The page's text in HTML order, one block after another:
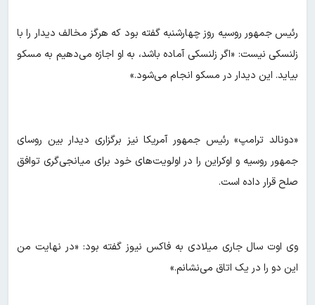
رئیس جمهور روسیه روز چهارشنبه گفته بود که هرگز مخالف دیدار را با
زلنسکی نیست: «اگر زلنسکی آماده باشد، به او اجازه می‌دهیم به مسکو
بیاید. این دیدار در مسکو انجام می‌شود.»
«دونالد ترامپ» رئیس جمهور آمریکا نیز برگزاری دیدار بین روسای
جمهور روسیه و اوکراین را در اولویت‌های خود برای میانجی‌گری توافق
صلح قرار داده است.
وی اوت سال جاری میلادی به فاکس نیوز گفته بود: «در نهایت من
این دو را در یک اتاق می‌نشانم.»